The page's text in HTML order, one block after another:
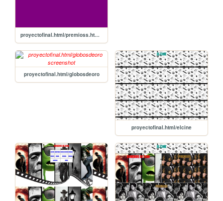
proyectofinal.html/premioss.html/globosdeoro
proyectofinal.html/globosdeoro
proyectofinal.html/elcine